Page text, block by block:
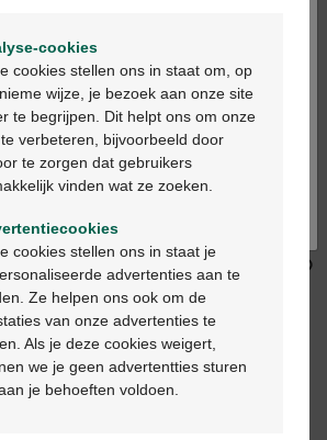
1000
€ 25,95
Arkovital pure energy
immunoplus comp 30
Bienvenue
in het nederlands
en français
cookies
cookies stellen ons in staat om, op
wijze, je bezoek aan onze site
te begrijpen. Dit helpt ons om onze
verbeteren, bijvoorbeeld door
te zorgen dat gebruikers
vinden wat ze zoeken.
cookies stellen ons in staat je
advertenties aan te
Ze helpen ons ook om de
van onze advertenties te
Als je deze cookies weigert,
we je geen advertentties sturen
je behoeften voldoen.